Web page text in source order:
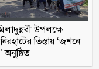
নওফেলের
উপলক্ষে
তিস্তায় ‘জশনে